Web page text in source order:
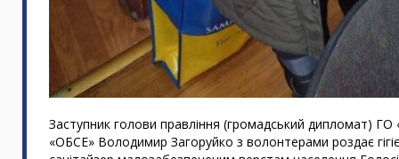
Заступник голови правління (громадський дипломат)
«ОБСЕ» Володимир Загоруйко з волонтерами роздає